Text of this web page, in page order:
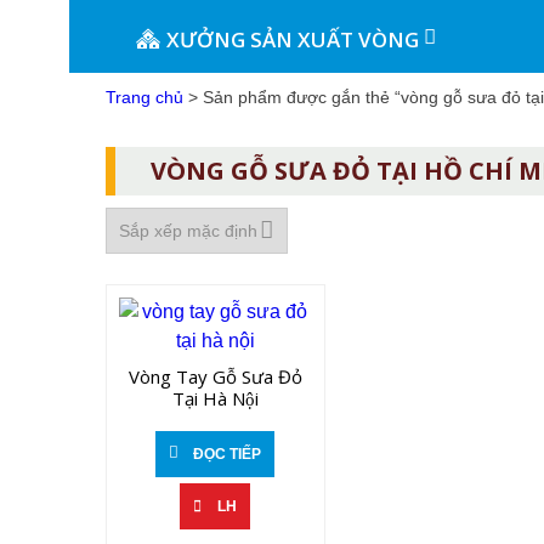
XƯỞNG SẢN XUẤT VÒNG
Trang chủ > Sản phẩm được gắn thẻ “vòng gỗ sưa đỏ
VÒNG GỖ SƯA ĐỎ TẠI HỒ CHÍ
Vòng Tay Gỗ Sưa Đỏ
Tại Hà Nội
ĐỌC TIẾP
LH